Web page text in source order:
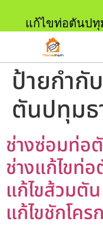
แก้ไขท่อตันปทุ
ป้ายกำกั
ตันปทุมธ
ช่างซ่อมท่อ
ช่างแก้ไขท่
แก้ไขส้วมตั
แก้ไขชักโค